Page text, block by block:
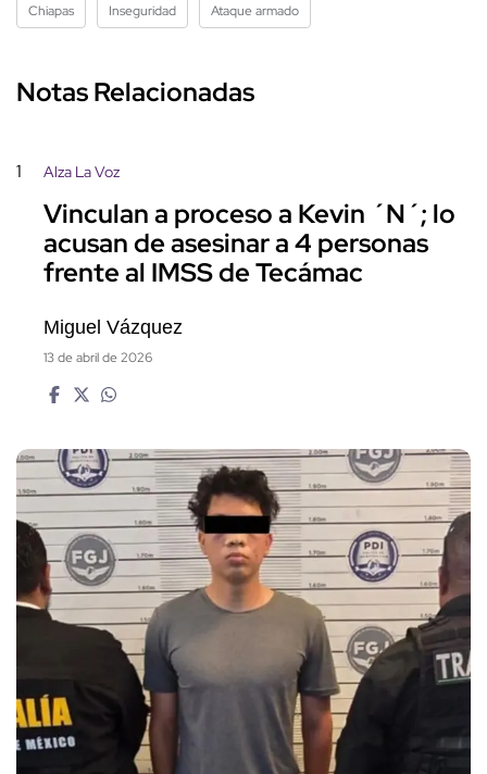
Chiapas Inseguridad Ataque armado
Notas Relacionadas
1 Alza La Voz
Vinculan a proceso a Kevin ´N´; lo
acusan de asesinar a 4 personas
frente al IMSS de Tecámac
Miguel Vázquez
13 de abril de 2026